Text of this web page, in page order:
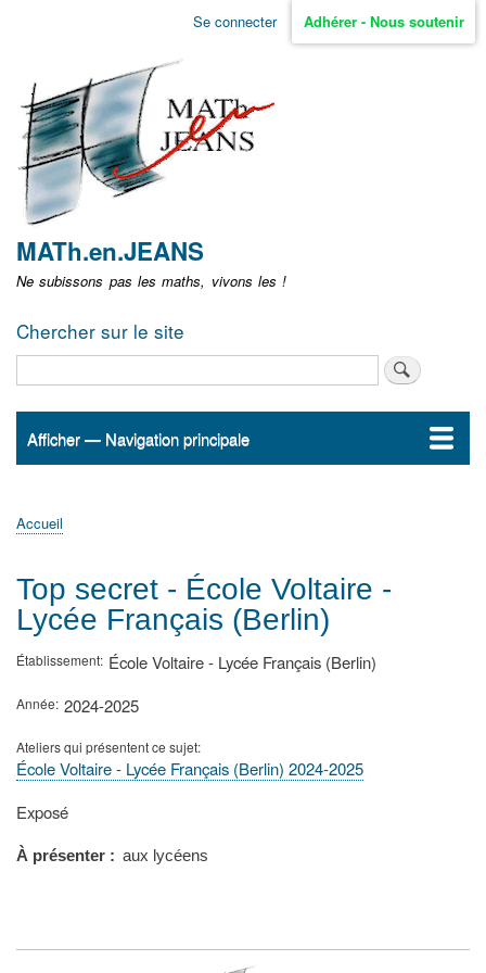
Aller
non
identifié
Se connecter Adhérer - Nous soutenir
MATh.en.JEANS
Ne subissons pas les maths, vivons les !
Chercher sur le site
Navigation
Afficher — Navigation principale
Accueil
ActualitésMATh.en.JEANS ?
Régions et Ateliers
Créer, gérer un atelier
Sujets/Publications
Congrès
d'Ariane
Accueil
Top secret - École Voltaire -
Lycée Français (Berlin)
Établissement École Voltaire - Lycée Français (Berlin)
Année 2024-2025
Ateliers qui présentent ce sujet
École Voltaire - Lycée Français (Berlin) 2024-2025
Type
présentation
Exposé
À présenter aux lycéens